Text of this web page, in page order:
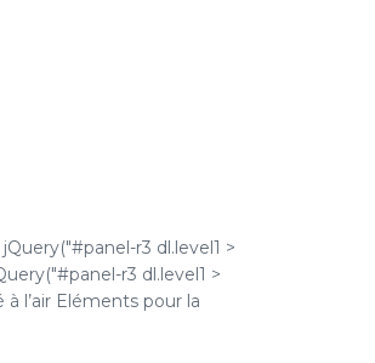
r3 dl.level1 >
r3 dl.level1 >
l’air Eléments pour la